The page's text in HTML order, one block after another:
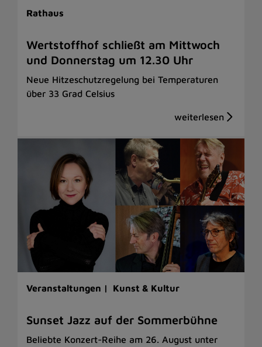
Rathaus
Wertstoffhof schließt am Mittwoch
und Donnerstag um 12.30 Uhr
Neue Hitzeschutzregelung bei Temperaturen
über 33 Grad Celsius
Veranstaltungen | Kunst & Kultur
Sunset Jazz auf der Sommerbühne
Beliebte Konzert-Reihe am 26. August unter